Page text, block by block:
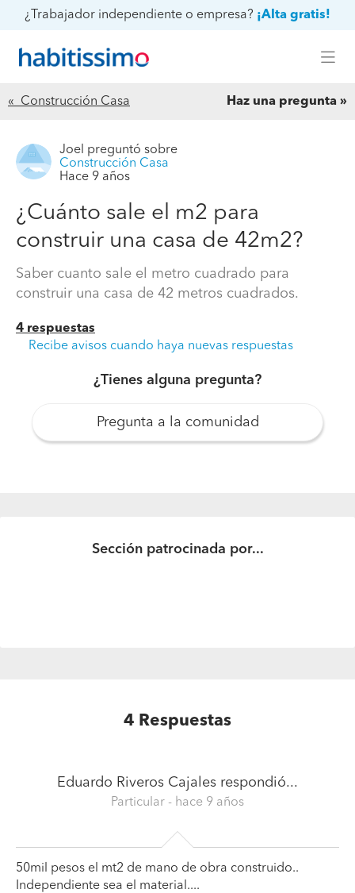
¿Trabajador independiente o empresa? ¡Alta gratis!
« Construcción Casa Haz una pregunta
Joel preguntó sobre
Construcción Casa
Hace 9 años
¿Cuánto sale el m2 para
construir una casa de 42m2?
Saber cuanto sale el metro cuadrado para
construir una casa de 42 metros cuadrados.
4 respuestas
Recibe avisos cuando haya nuevas respuestas
¿Tienes alguna pregunta?
Pregunta a la comunidad
Sección patrocinada por...
4 Respuestas
Eduardo Riveros Cajales respondió...
Particular - hace 9 años
50mil pesos el mt2 de mano de obra construido..
Independiente sea el material....